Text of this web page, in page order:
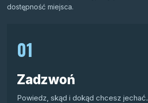
dostępność miejsca.
01
Zadzwoń
Powiedz, skąd i dokąd chcesz jechać.